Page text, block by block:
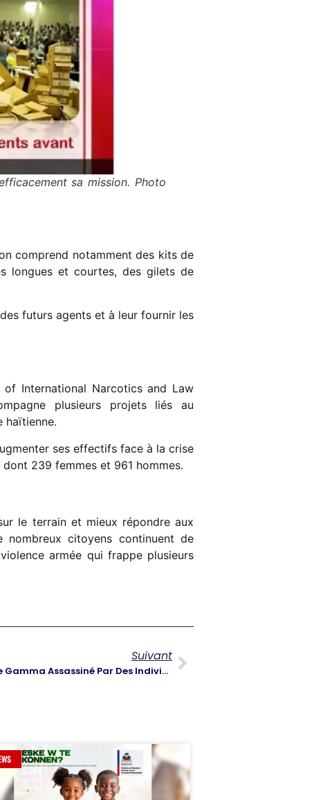
sa mission. Photo
comprend notamment des kits de
longues et courtes, des gilets de
futurs agents et à leur fournir les
International Narcotics and Law
plusieurs projets liés au
haïtienne.
ses effectifs face à la crise
239 femmes et 961 hommes.
le terrain et mieux répondre aux
nombreux citoyens continuent de
armée qui frappe plusieurs
Suivant
Le Propriétaire Du Laboratoire Gamma Assassiné Par Des Individus Armés